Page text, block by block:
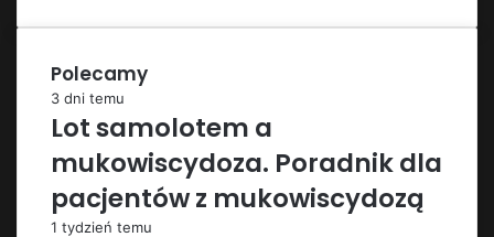
Polecamy
3 dni temu
Lot samolotem a
mukowiscydoza. Poradnik dla
pacjentów z mukowiscydozą
1 tydzień temu